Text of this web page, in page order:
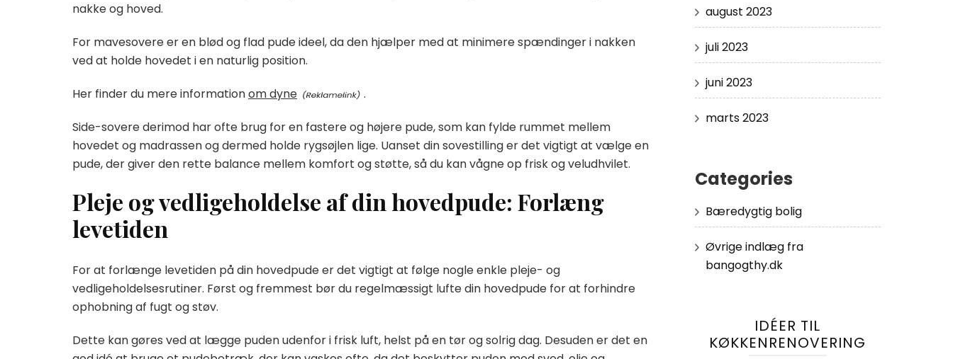
nakke og hoved.
For mavesovere er en blød og flad pude ideel, da den hjælper med at minimere spændinger i nakken
ved at holde hovedet i en naturlig position.
Her finder du mere informationom dyne .
Side-sovere derimod har ofte brug for en fastere og højere pude, som kan fylde rummet mellem
hovedet og madrassen og dermed holde rygsøjlen lige. Uanset din sovestilling er det vigtigt at vælge en
pude, der giver den rette balance mellem komfort og støtte, så du kan vågne op frisk og veludhvilet.
Pleje og vedligeholdelse af din hovedpude: Forlæng
levetiden
For at forlænge levetiden på din hovedpude er det vigtigt at følge nogle enkle pleje- og
vedligeholdelsesrutiner. Først og fremmest bør du regelmæssigt lufte din hovedpude for at forhindre
ophobning af fugt og støv.
Dette kan gøres ved at lægge puden udenfor i frisk luft, helst på en tør og solrig dag. Desuden er det en
august 2023
juli 2023
juni 2023
marts 2023
Categories
Bæredygtig bolig
Øvrige indlæg fra
bangogthy.dk
IDÉER TIL
KØKKENRENOVERING